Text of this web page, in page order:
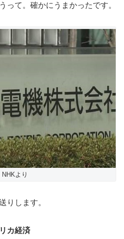
って。確かにうまかったです。
NHKより
りします。
カ経済